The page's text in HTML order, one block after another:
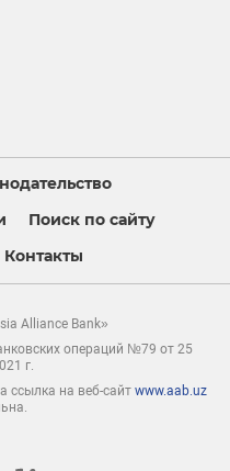
Поиск по сайту
Контакты
Alliance Bank»
операций №79 от 25
г.
ссылка на веб-сайт www.aab.uz